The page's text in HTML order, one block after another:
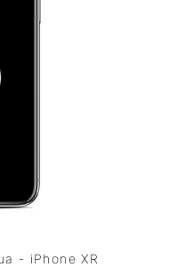
- iPhone XR